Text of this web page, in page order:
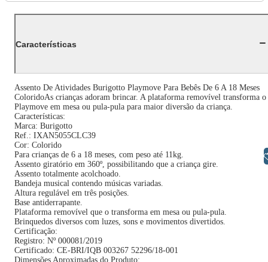
Características
Assento De Atividades Burigotto Playmove Para Bebês De 6 A 18 Meses
ColoridoAs crianças adoram brincar. A plataforma removível transforma o
Playmove em mesa ou pula-pula para maior diversão da criança.
Características:
Marca: Burigotto
Ref.: IXAN5055CLC39
Cor: Colorido
Para crianças de 6 a 18 meses, com peso até 11kg.
Assento giratório em 360º, possibilitando que a criança gire.
Assento totalmente acolchoado.
Bandeja musical contendo músicas variadas.
Altura regulável em três posições.
Base antiderrapante.
Plataforma removível que o transforma em mesa ou pula-pula.
Brinquedos diversos com luzes, sons e movimentos divertidos.
Certificação:
Registro: Nº 000081/2019
Certificado: CE-BRI/IQB 003267 52296/18-001
Dimensões Aproximadas do Produto: